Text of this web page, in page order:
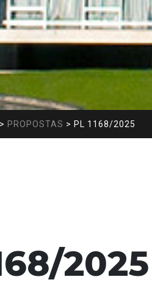
> PROPOSTAS > PL 1168/2025
2025